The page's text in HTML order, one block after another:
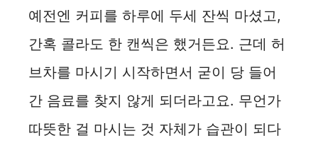
예전엔 커피를 하루에 두세 잔씩 마셨고,
간혹 콜라도 한 캔씩은 했거든요. 근데 허
브차를 마시기 시작하면서 굳이 당 들어
간 음료를 찾지 않게 되더라고요. 무언가
따뜻한 걸 마시는 것 자체가 습관이 되다